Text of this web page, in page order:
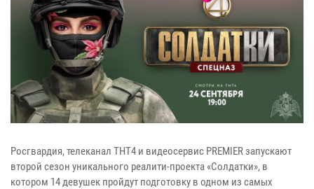
Росгвардия, телеканал ТНТ4 и видеосервис PREMIER запускают
второй сезон уникального реалити-проекта «Солдатки», в
котором 14 девушек пройдут подготовку в одном из самых